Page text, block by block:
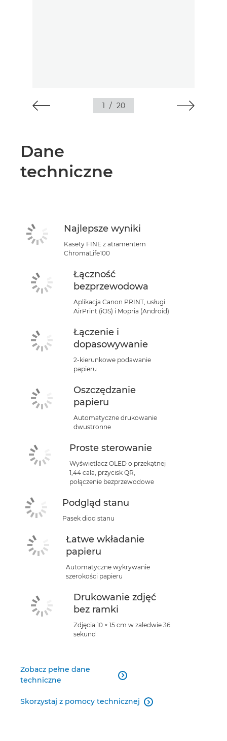
1 / 20
Dane
techniczne
Najlepsze wyniki
Kasety FINE z atramentem
ChromaLife100
Łączność
bezprzewodowa
Aplikacja Canon PRINT, usługi
AirPrint (iOS) i Mopria (Android)
Łączenie i
dopasowywanie
2-kierunkowe podawanie
papieru
Oszczędzanie
papieru
Automatyczne drukowanie
dwustronne
Proste sterowanie
Wyświetlacz OLED o przekątnej
1,44 cala, przycisk QR,
połączenie bezprzewodowe
Podgląd stanu
Pasek diod stanu
Łatwe wkładanie
papieru
Automatyczne wykrywanie
szerokości papieru
Drukowanie zdjęć
bez ramki
Zdjęcia 10 × 15 cm w zaledwie 36
sekund
Zobacz pełne dane
techniczne

Skorzystaj z pomocy technicznej 